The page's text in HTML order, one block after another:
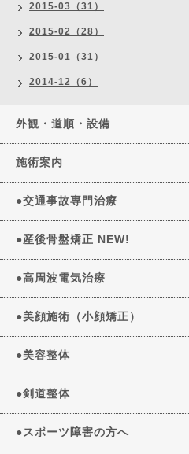
2015-03（31）
2015-02（28）
2015-01（31）
2014-12（6）
外観・道順・設備
施術案内
●交通事故専門治療
●産後骨盤矯正 NEW!
●高周波電気治療
●美顔施術（小顔矯正）
●美容整体
●剣道整体
●スポーツ障害の方へ